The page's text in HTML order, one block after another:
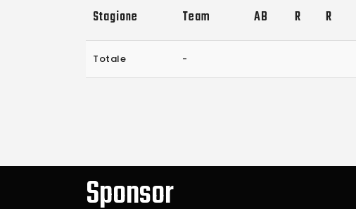
Stagione Team AB R R
Totale -
Sponsor